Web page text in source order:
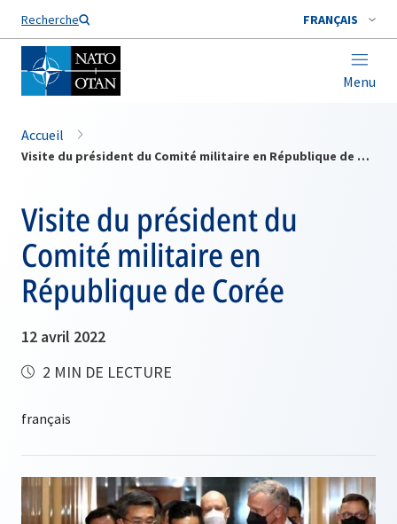
Recherche FRANÇAIS
Menu
Nom de famille*
Accueil
Visite du président du Comité militaire en République de Corée
Visite du président du
Comité militaire en
République de Corée
12 avril 2022
2 MIN DE LECTURE